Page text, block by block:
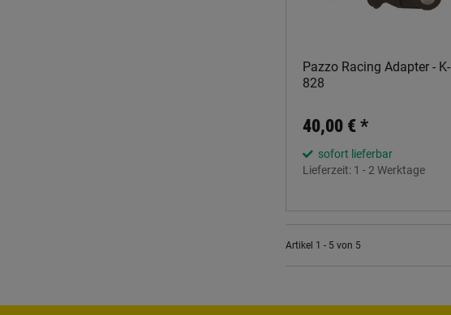
Pazzo Racing Adapter - K-
828
40,00 €*
sofort lieferbar
Lieferzeit: 1 - 2 Werktage
Artikel 1 - 5 von 5